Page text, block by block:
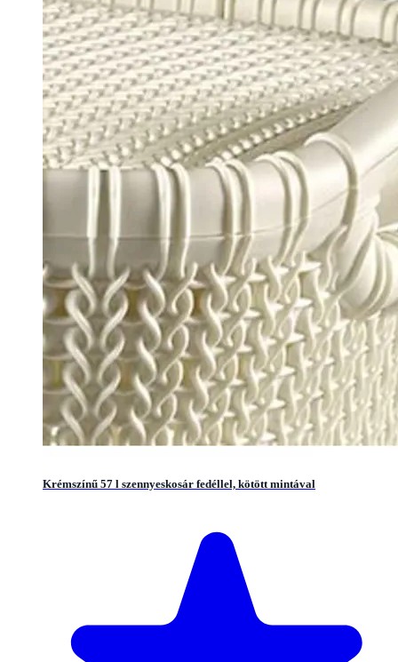
Krémszínű 57 l szennyeskosár fedéllel, kötött mintával